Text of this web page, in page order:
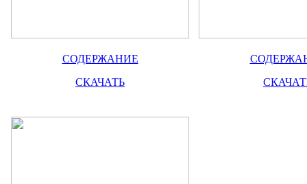
СОДЕРЖАНИЕ
СКАЧАТЬ